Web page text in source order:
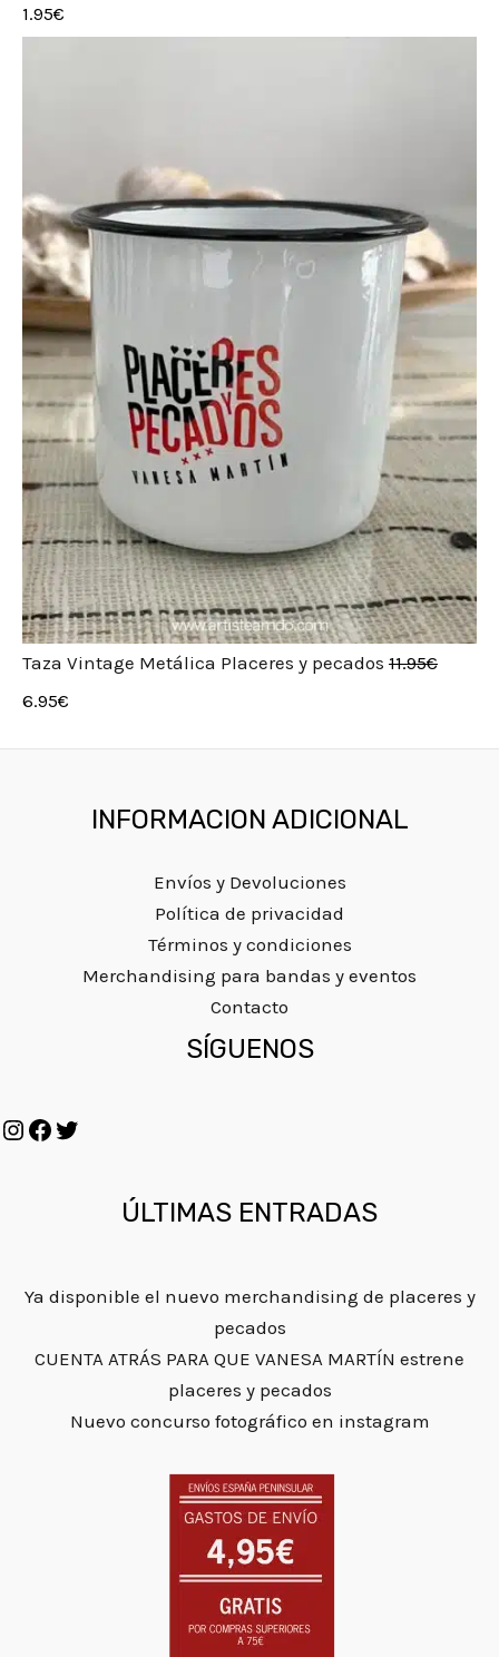
1.95€
Taza Vintage Metálica Placeres y pecados 11.95€
6.95€
INFORMACION ADICIONAL
Envíos y Devoluciones
Política de privacidad
Términos y condiciones
Merchandising para bandas y eventos
Contacto
SÍGUENOS
ÚLTIMAS ENTRADAS
Ya disponible el nuevo merchandising de placeres y
pecados
CUENTA ATRÁS PARA QUE VANESA MARTÍN estrene
placeres y pecados
Nuevo concurso fotográfico en instagram